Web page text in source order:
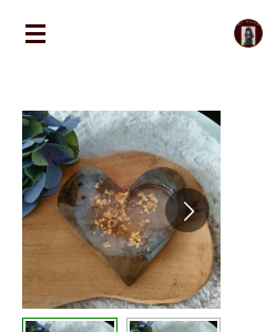
Ga
de
hoofdinhoud